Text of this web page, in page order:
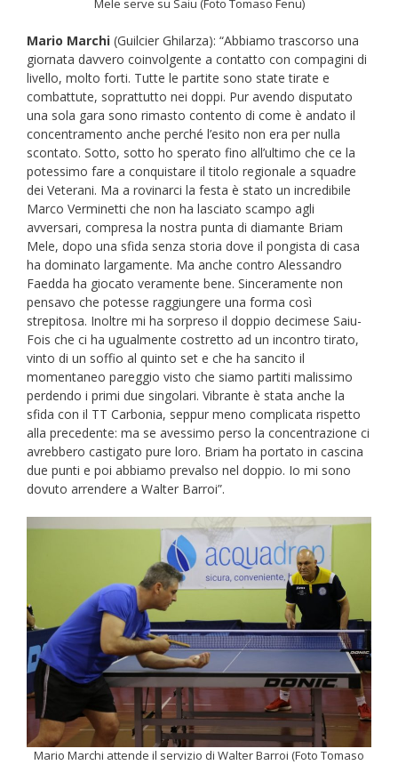
Mele serve su Saiu (Foto Tomaso Fenu)
Mario Marchi (Guilcier Ghilarza): “Abbiamo trascorso una
giornata davvero coinvolgente a contatto con compagini di
livello, molto forti. Tutte le partite sono state tirate e
combattute, soprattutto nei doppi. Pur avendo disputato
una sola gara sono rimasto contento di come è andato il
concentramento anche perché l’esito non era per nulla
scontato. Sotto, sotto ho sperato fino all’ultimo che ce la
potessimo fare a conquistare il titolo regionale a squadre
dei Veterani. Ma a rovinarci la festa è stato un incredibile
Marco Verminetti che non ha lasciato scampo agli
avversari, compresa la nostra punta di diamante Briam
Mele, dopo una sfida senza storia dove il pongista di casa
ha dominato largamente. Ma anche contro Alessandro
Faedda ha giocato veramente bene. Sinceramente non
pensavo che potesse raggiungere una forma così
strepitosa. Inoltre mi ha sorpreso il doppio decimese Saiu-
Fois che ci ha ugualmente costretto ad un incontro tirato,
vinto di un soffio al quinto set e che ha sancito il
momentaneo pareggio visto che siamo partiti malissimo
perdendo i primi due singolari. Vibrante è stata anche la
sfida con il TT Carbonia, seppur meno complicata rispetto
alla precedente: ma se avessimo perso la concentrazione ci
avrebbero castigato pure loro. Briam ha portato in cascina
due punti e poi abbiamo prevalso nel doppio. Io mi sono
dovuto arrendere a Walter Barroi”.
Mario Marchi attende il servizio di Walter Barroi (Foto Tomaso